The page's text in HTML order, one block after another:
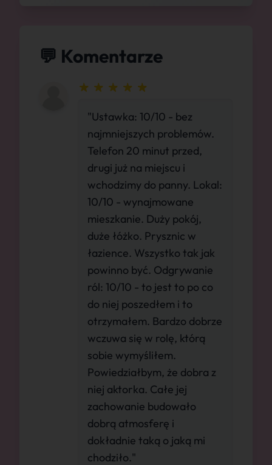
💬 Komentarze
"Ustawka: 10/10 - bez
najmniejszych problemów.
Telefon 20 minut przed,
drugi już na miejscu i
wchodzimy do panny. Lokal:
10/10 - wynajmowane
mieszkanie. Duży pokój,
duże łóżko. Prysznic w
łazience. Wszystko tak jak
powinno być. Odgrywanie
ról: 10/10 - to jest to po co
do niej poszedłem i to
otrzymałem. Bardzo dobrze
wczuwa się w rolę, którą
sobie wymyśliłem.
Powiedziałbym, że dobra z
niej aktorka. Całe jej
zachowanie budowało
dobrą atmosferę i
dokładnie taką o jaką mi
chodziło."